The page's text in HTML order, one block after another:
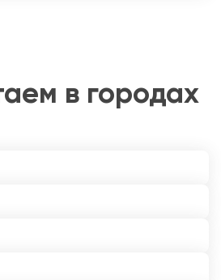
в городах